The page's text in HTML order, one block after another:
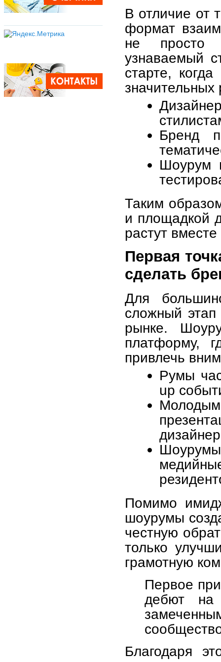
В отличие от
формат
не просто
узнаваемый
старте,
значительных
Бренд
Шоурум
Таким
и площадкой
растут
Первая
сделать
Для
сложный
рынке.
платформу,
привлечь
Румы
up
Шоурумы
Помимо
шоурумы
честную
только
грамотную
Первое
дебют на
Благодаря